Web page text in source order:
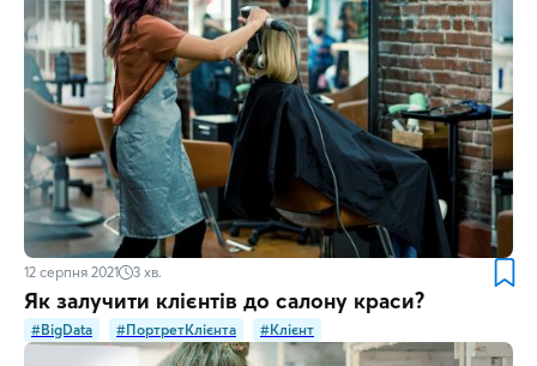
12 серпня 2021 3 хв.
Як залучити клієнтів до салону краси?
#BigData #ПортретКлієнта #Клієнт